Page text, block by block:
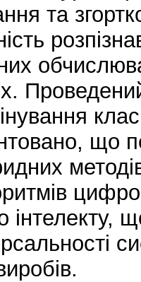
та
що
інтелекту,